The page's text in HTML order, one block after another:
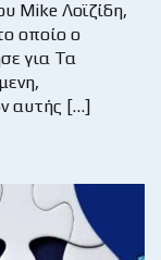
Mike Λοϊζίδη,
οποίο ο
για Τα
αυτής […]